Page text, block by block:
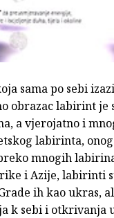
sama po sebi
obrazac labirint je
a vjerojatno i
labirinta,
mnogih
i Azije, labirinti
ih kao ukras,
k sebi i otkrivanja